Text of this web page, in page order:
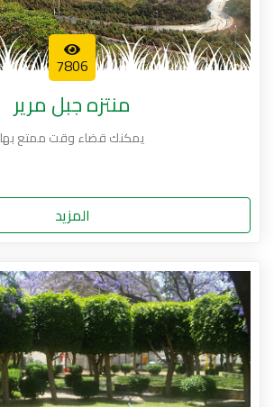
7806
منتزه جبل مرير
يمكنك قضاء وقت ممتع بها
المزيد